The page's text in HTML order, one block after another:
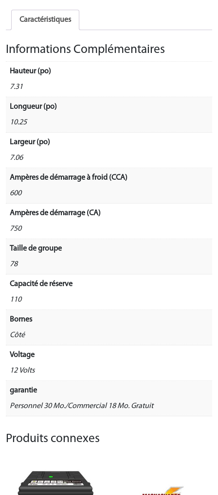
Caractéristiques
Informations Complémentaires
Hauteur (po)
7.31
Longueur (po)
10.25
Largeur (po)
7.06
Ampères de démarrage à froid (CCA)
600
Ampères de démarrage (CA)
750
Taille de groupe
78
Capacité de réserve
110
Bornes
Côté
Voltage
12 Volts
garantie
Personnel 30 Mo./Commercial 18 Mo. Gratuit
Produits connexes